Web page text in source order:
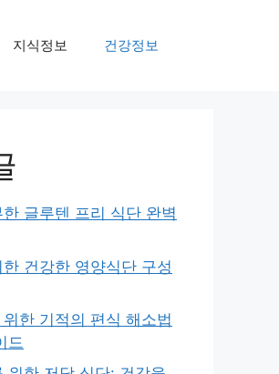
지식정보 건강정보
글루텐 프리 식단 완벽
건강한 영양식단 구성
한 기적의 편식 해소법
드